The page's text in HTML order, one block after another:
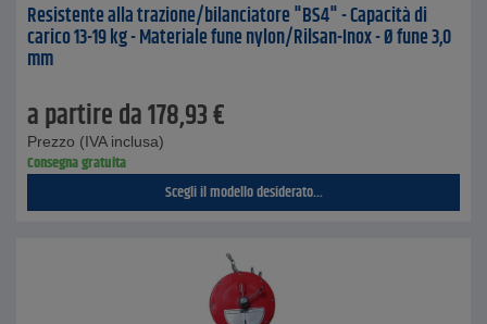
Resistente alla trazione/bilanciatore "BS4" - Capacità di
carico 13-19 kg - Materiale fune nylon/Rilsan-Inox - Ø fune 3,0
mm
a partire da178,93€
Prezzo (IVA inclusa)
Consegna gratuita
Scegli il modello desiderato...